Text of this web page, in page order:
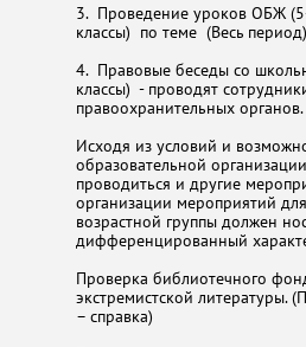
3. Проведение уроков ОБЖ
классы) по теме (Весь
4. Правовые беседы со
классы) - проводят
правоохранительных органов.
Исходя из условий и
образовательной
проводиться и другие
организации мероприятий
возрастной группы должен
дифференцированный
Проверка библиотечного
экстремистской литературы.
– справка)